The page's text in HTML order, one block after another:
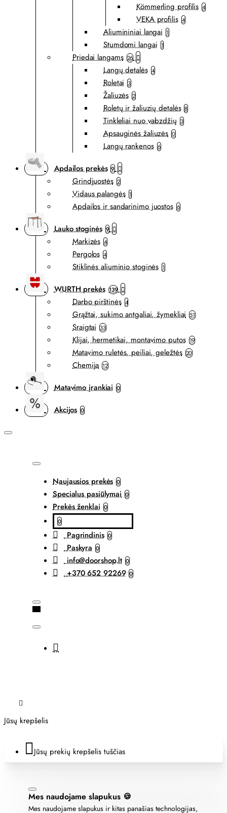
Kömmerling profilis 4
VEKA profilis 4
Aliumininiai langai 1
Stumdomi langai 1
Priedai langams 26
Langų detalės 4
Roletai 3
Žaliuzės 2
Roletų ir žaliuzių detalės 8
Tinkleliai nuo vabzdžių 3
Apsauginės žaliuzės 0
Langų rankenos 6
Apdailos prekės 9
Grindjuostės 2
Vidaus palangės 1
Apdailos ir sandarinimo juostos 6
Lauko stoginės 9
Markizės 4
Pergolos 4
Stiklinės aliuminio stoginės 1
WURTH prekės 139
Darbo pirštinės 4
Grąžtai, sukimo antgaliai, žymekliai 51
Sraigtai 33
Klijai, hermetikai, montavimo putos 19
Matavimo ruletės, peiliai, geležtės 20
Chemija 12
Matavimo įrankiai 0
Akcijos 0
Naujausios prekės 0
Specialus pasiūlymai 0
Prekės ženklai 0
0
Pagrindinis 0
Paskyra 0
info@doorshop.lt 0
+370 652 92269 0
Jūsų krepšelis
Jūsų prekių krepšelis tuščias
Mes naudojame slapukus 🍪
Mes naudojame slapukus ir kitas panašias technologijas,